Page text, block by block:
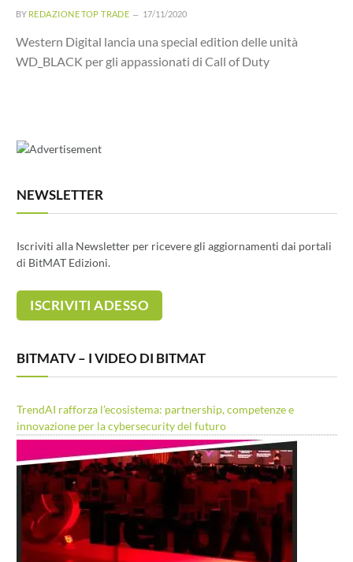
BY REDAZIONE TOP TRADE 17/11/2020
Western Digital lancia una special edition delle unità
WD_BLACK per gli appassionati di Call of Duty
NEWSLETTER
Iscriviti alla Newsletter per ricevere gli aggiornamenti dai portali
di BitMAT Edizioni.
BITMATV – I VIDEO DI BITMAT
TrendAI rafforza l’ecosistema: partnership, competenze e
innovazione per la cybersecurity del futuro